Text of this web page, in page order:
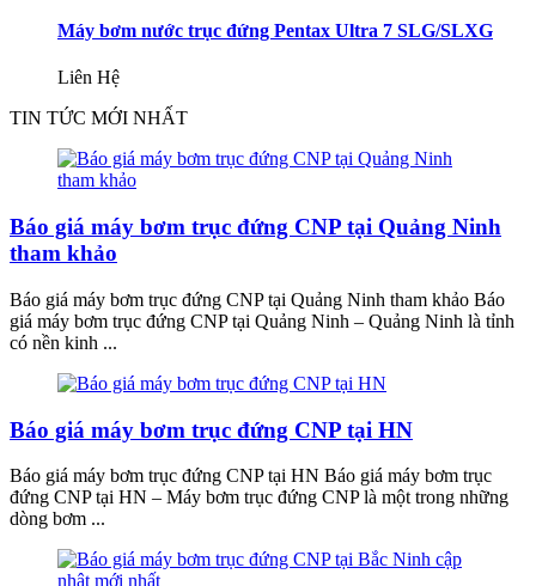
Máy bơm nước trục đứng Pentax Ultra 7 SLG/SLXG
Liên Hệ
TIN TỨC MỚI NHẤT
Báo giá máy bơm trục đứng CNP tại Quảng Ninh
tham khảo
Báo giá máy bơm trục đứng CNP tại Quảng Ninh tham khảo Báo
giá máy bơm trục đứng CNP tại Quảng Ninh – Quảng Ninh là tỉnh
có nền kinh ...
Báo giá máy bơm trục đứng CNP tại HN
Báo giá máy bơm trục đứng CNP tại HN Báo giá máy bơm trục
đứng CNP tại HN – Máy bơm trục đứng CNP là một trong những
dòng bơm ...